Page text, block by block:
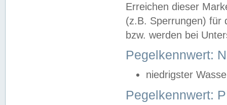
Erreichen dieser
(z.B. Sperrungen) für
bzw. werden bei
Pegelkennwert:
niedrigster
Pegelkennwert: